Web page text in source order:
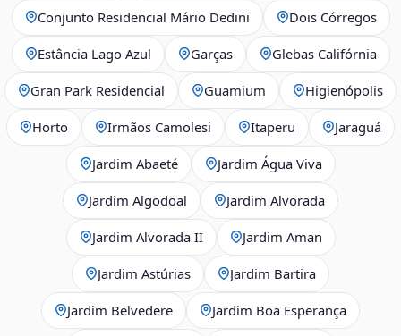
Conjunto Residencial Mário Dedini Dois Córregos
Estância Lago Azul Garças Glebas Califórnia
Gran Park Residencial Guamium Higienópolis
Horto Irmãos Camolesi Itaperu Jaraguá
Jardim Abaeté Jardim Água Viva
Jardim Algodoal Jardim Alvorada
Jardim Alvorada II Jardim Aman
Jardim Astúrias Jardim Bartira
Jardim Belvedere Jardim Boa Esperança